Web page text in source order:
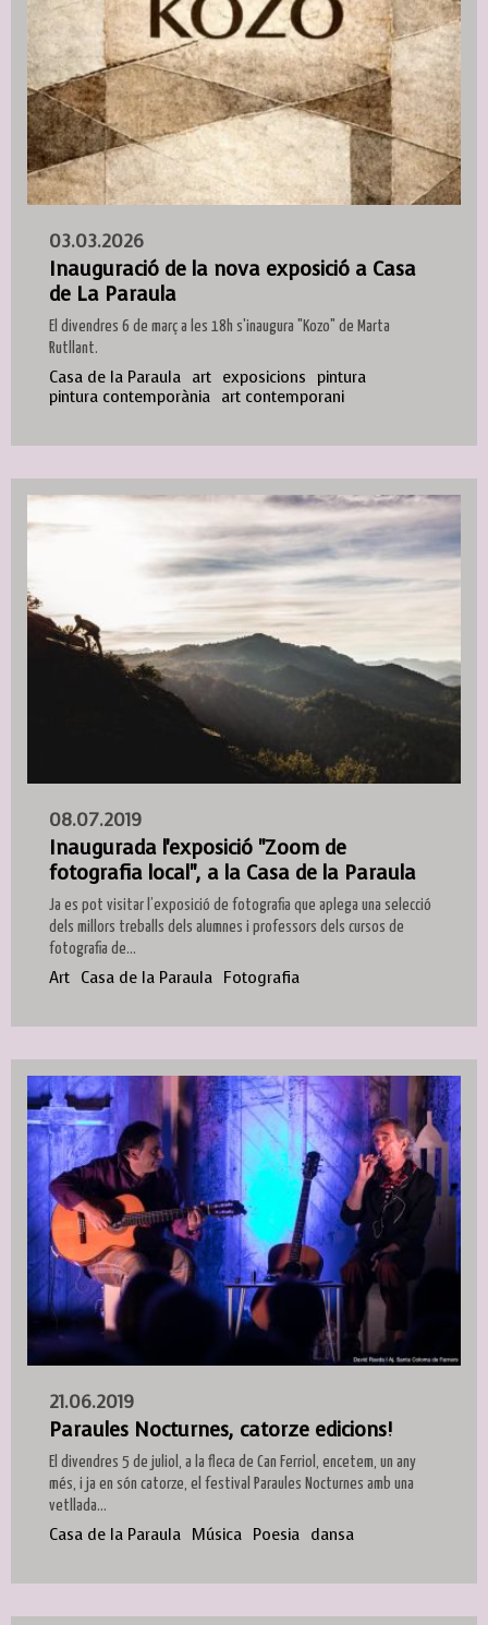
03.03.2026
Inauguració de la nova exposició a Casa
de La Paraula
El divendres 6 de març a les 18h s'inaugura "Kozo" de Marta
Rutllant.
Casa de la Paraula art exposicions pintura
pintura contemporània art contemporani
08.07.2019
Inaugurada l'exposició "Zoom de
fotografia local", a la Casa de la Paraula
Ja es pot visitar l’exposició de fotografia que aplega una selecció
dels millors treballs dels alumnes i professors dels cursos de
fotografia de...
Art Casa de la Paraula Fotografia
21.06.2019
Paraules Nocturnes, catorze edicions!
El divendres 5 de juliol, a la fleca de Can Ferriol, encetem, un any
més, i ja en són catorze, el festival Paraules Nocturnes amb una
vetllada...
Casa de la Paraula Música Poesia dansa